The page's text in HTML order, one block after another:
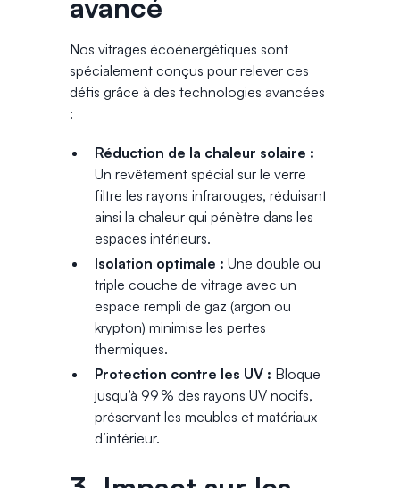
Nos vitrages écoénergétiques sont
spécialement conçus pour relever ces
défis grâce à des technologies avancées
:
Réduction de la chaleur solaire :
Un revêtement spécial sur le verre
filtre les rayons infrarouges, réduisant
ainsi la chaleur qui pénètre dans les
espaces intérieurs.
Isolation optimale : Une double ou
triple couche de vitrage avec un
espace rempli de gaz (argon ou
krypton) minimise les pertes
thermiques.
Protection contre les UV : Bloque
jusqu’à 99 % des rayons UV nocifs,
préservant les meubles et matériaux
d’intérieur.